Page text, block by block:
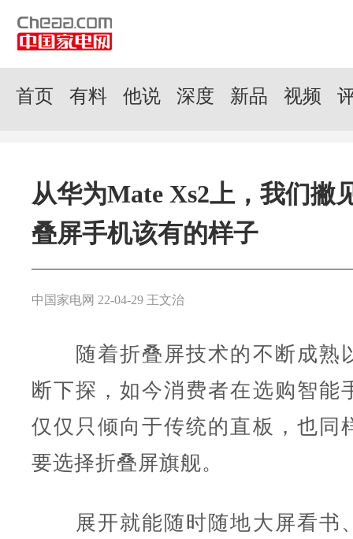
首页 有料 他说 深度 新品 视频
从华为Mate Xs2上，我们撇
叠屏手机该有的样子
中国家电网 22-04-29 王文治
随着折叠屏技术的不断成熟
断下探，如今消费者在选购智能
仅仅只倾向于传统的直板，也同
要选择折叠屏旗舰。
展开就能随时随地大屏看书